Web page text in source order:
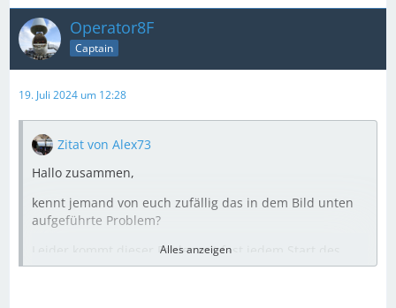
Operator8F
Captain
19. Juli 2024 um 12:28
Zitat von Alex73
Hallo zusammen,
kennt jemand von euch zufällig das in dem Bild unten
aufgeführte Problem?
Leider kommt dieser Fehler mit fast jedem Start des
MSFS2020. Im Moment schaffe ich mir Abhilfe, indem
Alles anzeigen